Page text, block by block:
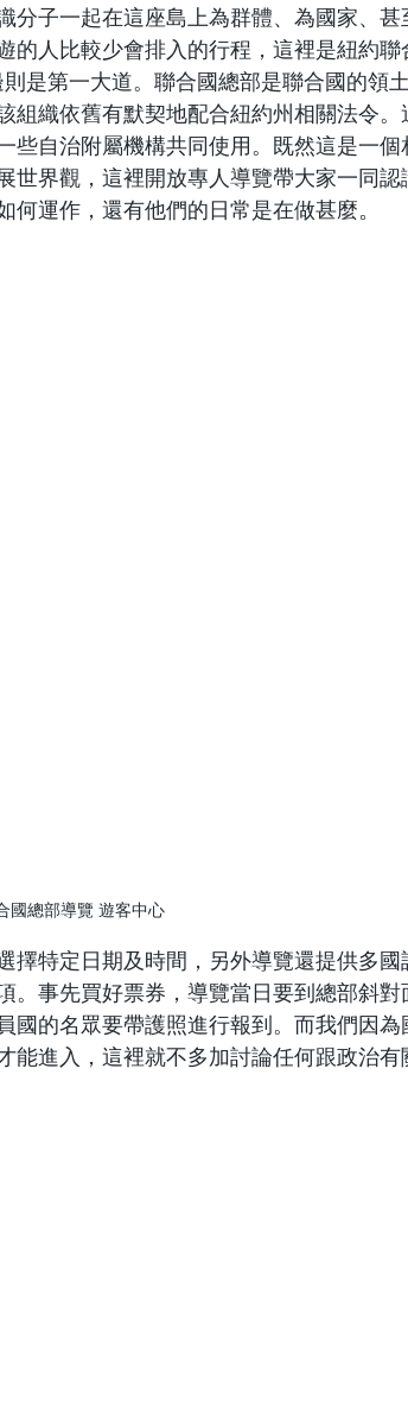
分子一起在這座島上為群體、為國家、
人比較少會排入的行程，這裡是紐約聯
是第一大道。聯合國總部是聯合國的領
組織依舊有默契地配合紐約州相關法令。
些自治附屬機構共同使用。既然這是一個
世界觀，這裡開放專人導覽帶大家一同認
何運作，還有他們的日常是在做甚麼。
國總部導覽 遊客中心
擇特定日期及時間，另外導覽還提供多
。事先買好票券，導覽當日要到總部斜對
國的名眾要帶護照進行報到。而我們因為
進入，這裡就不多加討論任何跟政治有